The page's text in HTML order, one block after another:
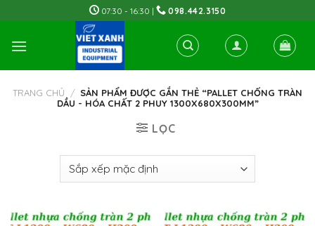
to
content
07:30 - 16:30 | 098.442.3150
TRANG CHỦ / SẢN PHẨM ĐƯỢC GẮN THẺ “PALLET CHỐNG TRÀN
DẦU - HÓA CHẤT 2 PHUY 1300X680X300MM”
LỌC